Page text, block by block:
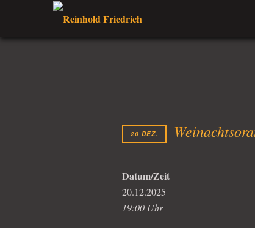
20 DEZ.
Datum/Zeit
20.12.2025
19:00 Uhr